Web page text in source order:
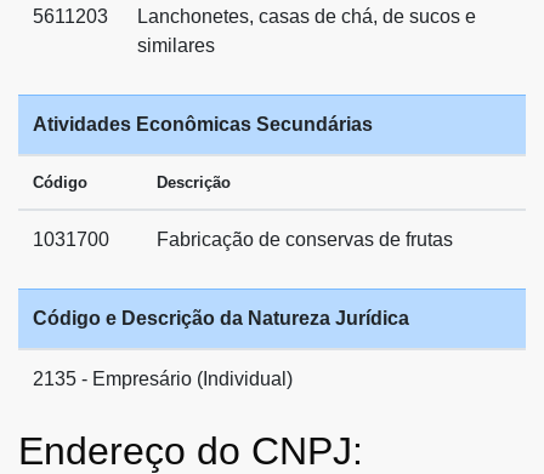
5611203
Lanchonetes, casas de chá, de sucos e
similares
Atividades Econômicas Secundárias
Código Descrição
1031700 Fabricação de conservas de frutas
Código e Descrição da Natureza Jurídica
2135 - Empresário (Individual)
Endereço do CNPJ: